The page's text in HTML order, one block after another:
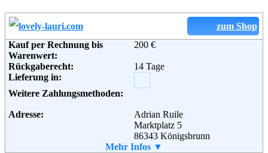
Soziale Kanäle:
Weiterführende
Informationen:
Blog
Adresse:
Memory-Stones.com
14974 Ludwigsfelde
Telefon:
Fax:
03212. 12 446 18
Email:
kontakt@my-pebbles.com
zum Shop
Kauf per Rechnung bis
Warenwert:
200 €
Rückgaberecht:
14 Tage
Lieferung in:
Weitere Zahlungsmethoden:
Adresse:
Adrian Ruile
Marktplatz 5
86343 Königsbrunn
08231/9240771
Mehr Infos ▼